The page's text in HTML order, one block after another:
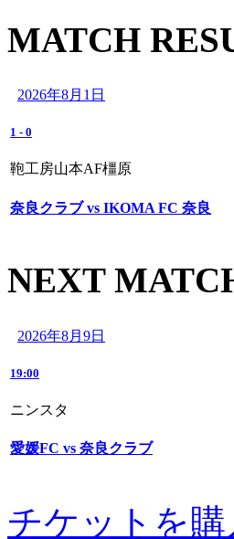
MATCH
2026年8月1日
1 - 0
鞄工房山本AF橿原
奈良クラブ vs IKOMA FC 奈良
NEXT
2026年8月9日
19:00
ニンスタ
愛媛FC vs 奈良クラブ
チケットを購